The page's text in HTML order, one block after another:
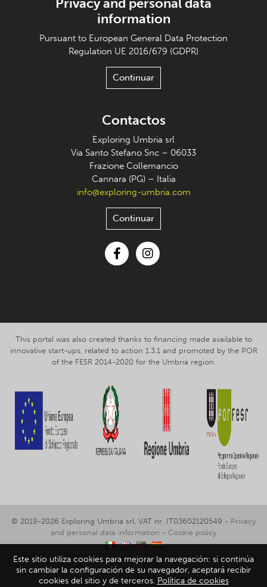
Privacy and personal data
information
Pursuant to European General Data Protection
Regulation UE 2016/679 (GDPR)
Continuar
Contactos
Exploring Umbria srl
Via Santo Stefano Snc – 06033
Frazione Collemancio
Cannara (PG) – Italia
info@exploring-umbria.com
Continuar
This portal was also created thanks to financing made available to
innovative start-ups, related to action 1.3.1 and promoted by the POR
of the FESR 2014-2020 for the Umbria region.
© 2019-2026 Exploring Umbria srl, VAT nr. IT03602120549 - Privacy
and personal data information - Cookie policy
Este sitio utiliza cookies para mejorar la navegación: si continúa
sin cambiar la configuración de su navegador, aceptará recibir
cookies del sitio y de terceros. Política de cookies